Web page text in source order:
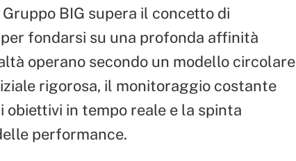
BIG supera il concetto di
fondarsi su una profonda affinità
operano secondo un modello circolare
rigorosa, il monitoraggio costante
in tempo reale e la spinta
performance.